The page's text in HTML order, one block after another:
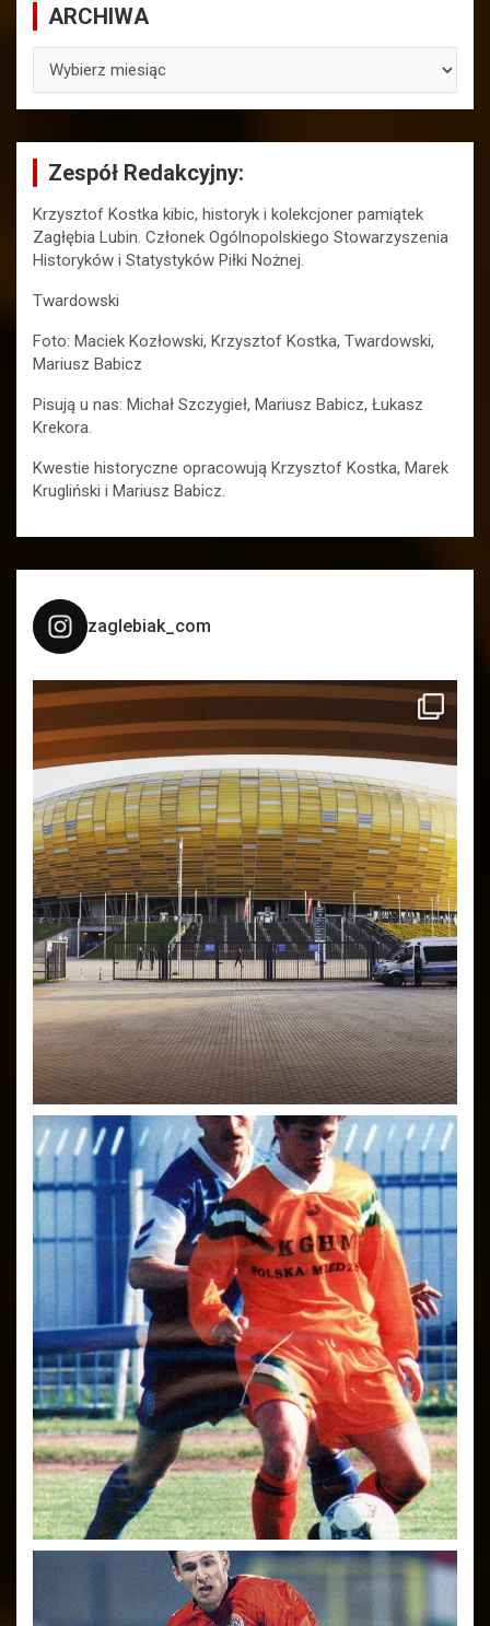
ARCHIWA
Zespół Redakcyjny:
Krzysztof Kostka kibic, historyk i kolekcjoner pamiątek
Zagłębia Lubin. Członek Ogólnopolskiego Stowarzyszenia
Historyków i Statystyków Piłki Nożnej.
Twardowski
Foto: Maciek Kozłowski, Krzysztof Kostka, Twardowski,
Mariusz Babicz
Pisują u nas: Michał Szczygieł, Mariusz Babicz, Łukasz
Krekora.
Kwestie historyczne opracowują Krzysztof Kostka, Marek
Krugliński i Mariusz Babicz.
zaglebiak_com